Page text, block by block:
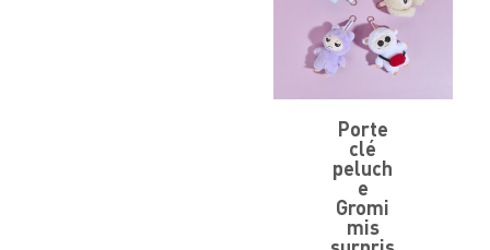
Porte
clé
peluch
e
Gromi
mis